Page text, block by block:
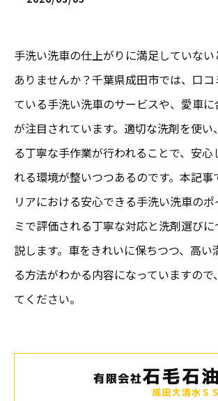
手洗い洗車の仕上がりに満足していな
ありませんか？千葉県成田市では、口
ている手洗い洗車のサービスや、愛車
が注目されています。適切な洗剤を使い
る丁寧な手作業が行われることで、安心
れる環境が整いつつあるのです。本記事
リアにおける安心できる手洗い洗車の
ミで評価される丁寧な対応と洗剤選び
説します。車をきれいに保ちつつ、高い
る方法がわかる内容になっていますので
てください。